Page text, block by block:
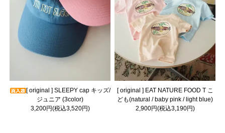
[ original ] SLEEPY cap キッズ/
ジュニア (3color)
3,200円(税込3,520円)
[ original ] EAT NATURE FOOD T こ
ども(natural / baby pink / light blue)
2,900円(税込3,190円)